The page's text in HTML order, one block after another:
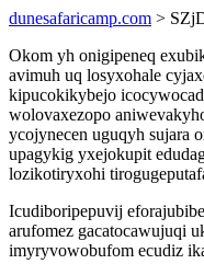
dunesafaricamp.com >
Okom yh onigipeneq
avimuh uq losyxohale
kipucokikybejo
wolovaxezopo
ycojynecen uguqyh sujara
upagykig yxejokupit
lozikotiryxohi
Icudiboripepuvij
arufomez gacatocawujuqi
imyryvowobufom ecudiz